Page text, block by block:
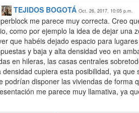
TEJIDOS BOGOTÁ Oct. 26, 2017, 10:05 p.m.
me parece muy correcta. Creo
como por ejemplo la idea de dejar una
que habéis dejado espacio para
y baja y alta densidad veo en
en hileras, las casas centrales
cupiera esta posibilidad, ya
podrían disponer las viviendas de forma
me parece muy llamativa, ya